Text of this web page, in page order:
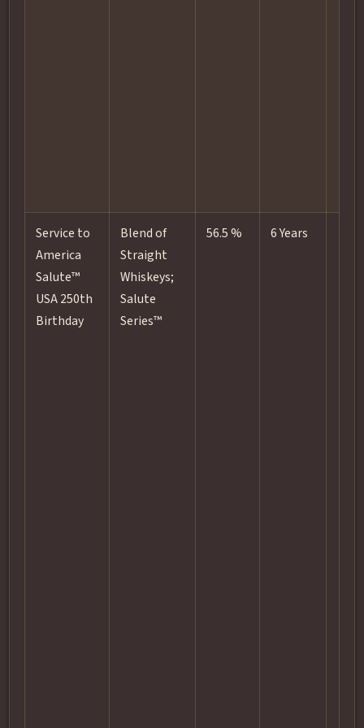
Service to
America
Salute™
USA 250th
Birthday
Blend of
Straight
Whiskeys;
Salute
Series™
56.5 % 6 Years